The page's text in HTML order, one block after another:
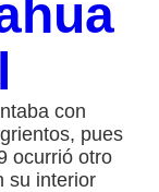
con
pues
ocurrió otro
su interior